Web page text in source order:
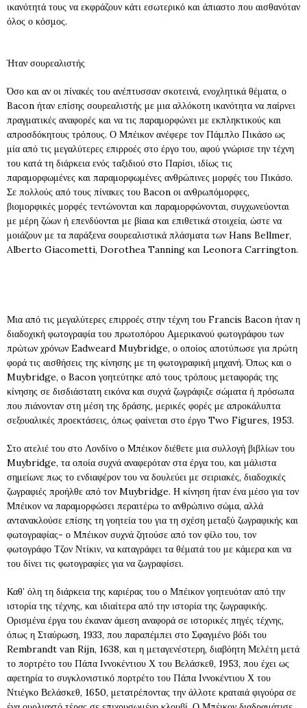
ικανότητά τους να εκφράζουν κάτι εσωτερικό και άπιαστο που αισθανόταν
όλος ο κόσμος.
Ήταν σουρεαλιστής
Όσο και αν οι πίνακές του ανέπτυσσαν σκοτεινά, ενοχλητικά θέματα, ο
Bacon ήταν επίσης σουρεαλιστής με μια αλλόκοτη ικανότητα να παίρνει
πραγματικές αναφορές και να τις παραμορφώνει με εκπληκτικούς και
απροσδόκητους τρόπους. Ο Μπέικον ανέφερε τον Πάμπλο Πικάσο ως
μία από τις μεγαλύτερες επιρροές στο έργο του, αφού γνώρισε την τέχνη
του κατά τη διάρκεια ενός ταξιδιού στο Παρίσι, ιδίως τις
παραμορφωμένες και παραμορφωμένες ανθρώπινες μορφές του Πικάσο.
Σε πολλούς από τους πίνακες του Bacon οι ανθρωπόμορφες,
βιομορφικές μορφές τεντώνονται και παραμορφώνονται, συγχωνεύονται
με μέρη ζώων ή επενδύονται με βίαια και επιθετικά στοιχεία, ώστε να
μοιάζουν με τα παράξενα σουρεαλιστικά πλάσματα των Hans Bellmer,
Alberto Giacometti, Dorothea Tanning και Leonora Carrington.
Μια από τις μεγαλύτερες επιρροές στην τέχνη του Francis Bacon ήταν η
διαδοχική φωτογραφία του πρωτοπόρου Αμερικανού φωτογράφου των
πρώτων χρόνων Eadweard Muybridge, ο οποίος αποτύπωσε για πρώτη
φορά τις αισθήσεις της κίνησης με τη φωτογραφική μηχανή. Όπως και ο
Muybridge, ο Bacon γοητεύτηκε από τους τρόπους μεταφοράς της
κίνησης σε δισδιάστατη εικόνα και συχνά ζωγράφιζε σώματα ή πρόσωπα
που πιάνονταν στη μέση της δράσης, μερικές φορές με απροκάλυπτα
σεξουαλικές προεκτάσεις, όπως φαίνεται στο έργο Two Figures, 1953.
Στο ατελιέ του στο Λονδίνο ο Μπέικον διέθετε μια συλλογή βιβλίων του
Muybridge, τα οποία συχνά αναφερόταν στα έργα του, και μάλιστα
σημείωνε πως το ενδιαφέρον του να δουλεύει με σειριακές, διαδοχικές
ζωγραφιές προήλθε από τον Muybridge. Η κίνηση ήταν ένα μέσο για τον
Μπέικον να παραμορφώσει περαιτέρω το ανθρώπινο σώμα, αλλά
αντανακλούσε επίσης τη γοητεία του για τη σχέση μεταξύ ζωγραφικής και
φωτογραφίας- ο Μπέικον συχνά ζητούσε από τον φίλο του, τον
φωτογράφο Τζον Ντίκιν, να καταγράφει τα θέματά του με κάμερα και να
του δίνει τις φωτογραφίες για να ζωγραφίσει.
Καθ’ όλη τη διάρκεια της καριέρας του ο Μπέικον γοητευόταν από την
ιστορία της τέχνης, και ιδιαίτερα από την ιστορία της ζωγραφικής.
Ορισμένα έργα του έκαναν άμεση αναφορά σε ιστορικές πηγές τέχνης,
όπως η Σταύρωση, 1933, που παραπέμπει στο Σφαγμένο βόδι του
Rembrandt van Rijn, 1638, και η μεταγενέστερη, διαβόητη Μελέτη μετά
το πορτρέτο του Πάπα Ιννοκέντιου Χ του Βελάσκεθ, 1953, που έχει ως
αφετηρία το συγκλονιστικό πορτρέτο του Πάπα Ιννοκέντιου Χ του
Ντιέγκο Βελάσκεθ, 1650, μετατρέποντας την άλλοτε κραταιά φιγούρα σε